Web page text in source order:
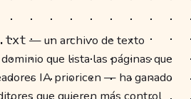
— un archivo de texto
que lista las páginas que
IA prioricen — ha ganado
que quieren más control